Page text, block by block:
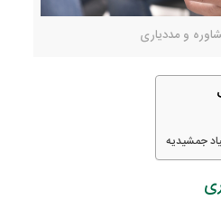
و مددیاری
جمشیدیه